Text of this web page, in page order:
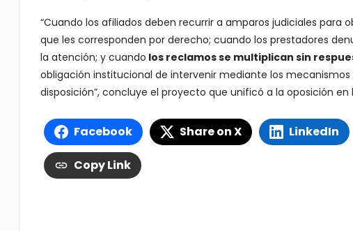
“Cuando los afiliados deben recurrir a amparos judiciales
que les corresponden por derecho; cuando los prestadores
la atención; y cuando los reclamos se multiplican sin
obligación institucional de intervenir mediante los
disposición”, concluye el proyecto que unificó a la oposición en
Facebook Share on X LinkedIn
Copy Link